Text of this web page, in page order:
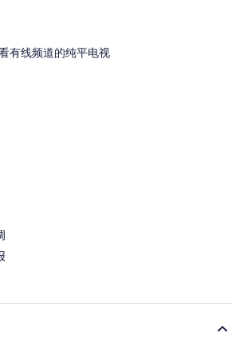
有线频道的纯平电视